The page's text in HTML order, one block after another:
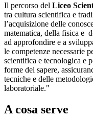
Il percorso del Liceo
tra cultura scientifica e
l’acquisizione delle
matematica, della fisica e
ad approfondire e a
le competenze necessarie
scientifica e tecnologica e
forme del sapere,
tecniche e delle
laboratoriale."
A cosa serve